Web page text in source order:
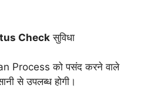
Check सुविधा
Process को पसंद करने वाले
से उपलब्ध होगी।